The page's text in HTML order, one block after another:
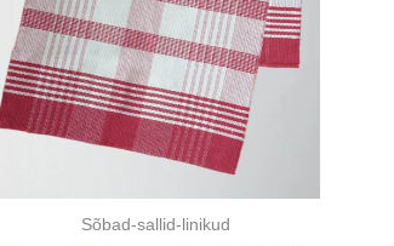
Sõbad-sallid-linikud